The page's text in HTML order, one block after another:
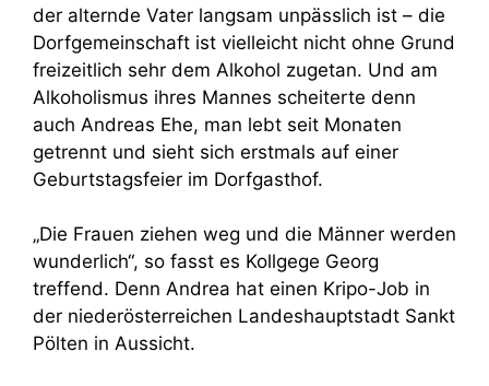
der alternde Vater langsam unpässlich ist – die
Dorfgemeinschaft ist vielleicht nicht ohne Grund
freizeitlich sehr dem Alkohol zugetan. Und am
Alkoholismus ihres Mannes scheiterte denn
auch Andreas Ehe, man lebt seit Monaten
getrennt und sieht sich erstmals auf einer
Geburtstagsfeier im Dorfgasthof.
„Die Frauen ziehen weg und die Männer werden
wunderlich“, so fasst es Kollgege Georg
treffend. Denn Andrea hat einen Kripo-Job in
der niederösterreichen Landeshauptstadt Sankt
Pölten in Aussicht.